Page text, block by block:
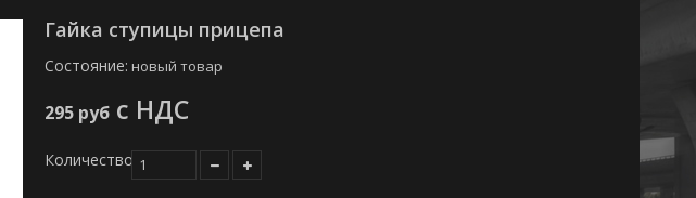
Гайка ступицы прицепа
Состояние: новый товар
295 руб с НДС
Количество